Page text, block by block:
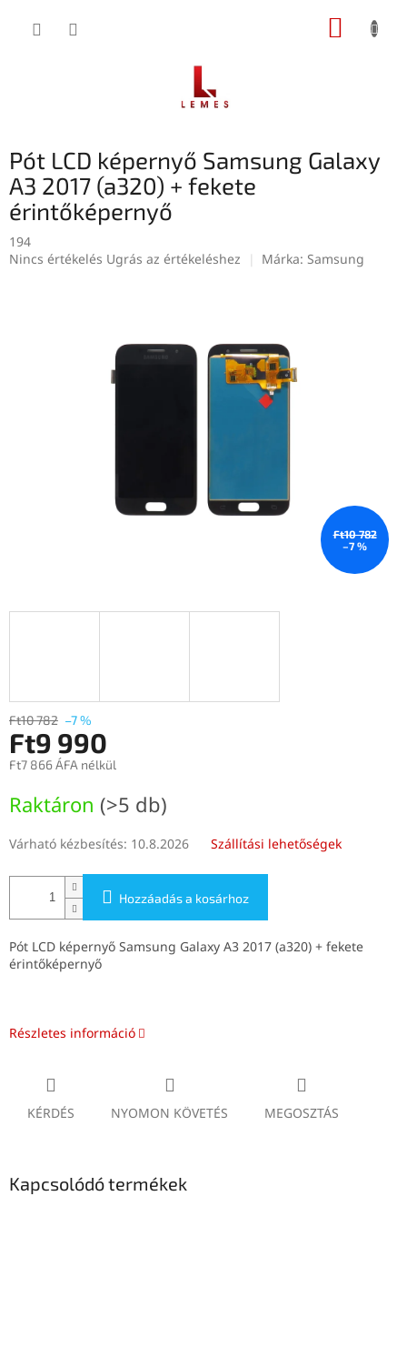
KOSÁR
Pót LCD képernyő Samsung Galaxy
A3 2017 (a320) + fekete
érintőképernyő
194
A
Nincs értékelés Ugrás az értékeléshez Márka: Samsung
Ft10 782
–7 %
Ft10 782 –7 %
Ft9 990
Ft7 866 ÁFA nélkül
Raktáron (>5 db)
Várható kézbesítés: 10.8.2026 Szállítási lehetőségek
Hozzáadás a kosárhoz
Pót LCD képernyő Samsung Galaxy A3 2017 (a320) + fekete
érintőképernyő
Részletes információ
KÉRDÉS NYOMON KÖVETÉS MEGOSZTÁS
Kapcsolódó termékek